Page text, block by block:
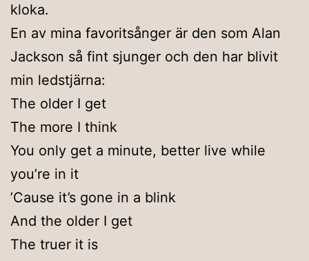
kloka.
En av mina favoritsånger är den som Alan
Jackson så fint sjunger och den har blivit
min ledstjärna:
The older I get
The more I think
You only get a minute, better live while
you’re in it
’Cause it’s gone in a blink
And the older I get
The truer it is